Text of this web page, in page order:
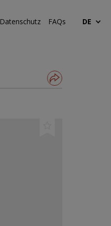
Datenschutz FAQs DE